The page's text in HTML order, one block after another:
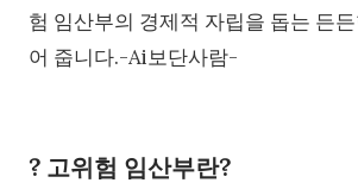
험 임산부의 경제적 자립을 돕는 든
어 줍니다.-Ai보단사람-
? 고위험 임산부란?